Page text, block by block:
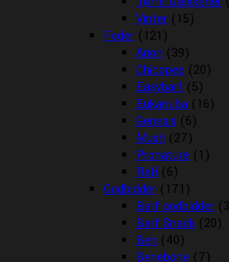
Vinter (15)
Foder (121)
Arion (39)
Chicopee (20)
Easybarf (5)
Eukanuba (16)
Genesis (6)
Mush (27)
Pronature (1)
Rafi (6)
Godbidder (171)
Barf godbidder
Barf Snack (20)
Ben (40)
Benebone (7)